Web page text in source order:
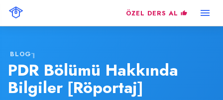
ÖZEL DERS AL
BLOG
PDR Bölümü Hakkında
Bilgiler [Röportaj]